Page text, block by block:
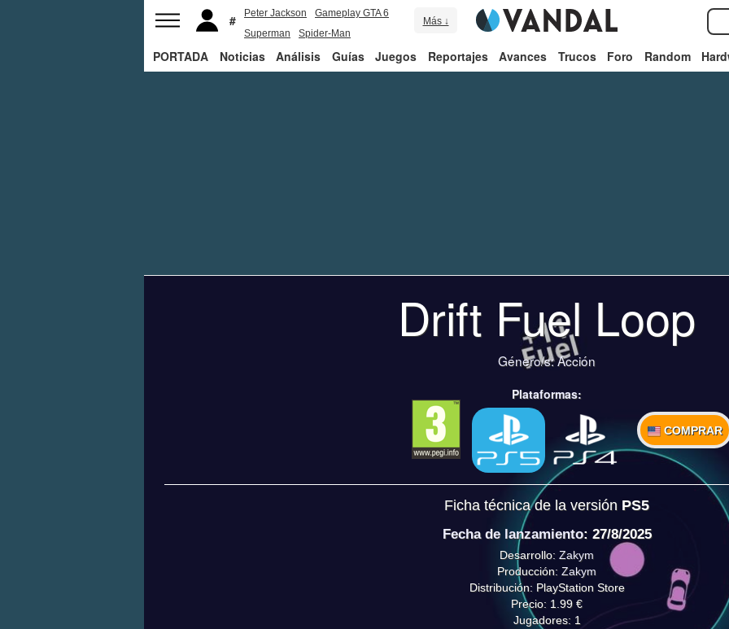
Peter Jackson
Gameplay GTA 6
Superman
Spider-Man
Más ↓
PORTADA Noticias Análisis Guías Juegos Reportajes Avances Trucos Foro Random
Drift Fuel Loop
Género/s:Acción
Plataformas:
COMPRAR
Ficha técnica de la versión PS5
Fecha de lanzamiento: 27/8/2025
Desarrollo: Zakym
Producción: Zakym
Distribución: PlayStation Store
Precio: 1.99 €
Jugadores: 1